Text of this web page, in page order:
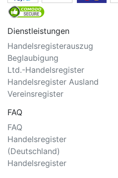
Dienstleistungen
Handelsregisterauszug
Beglaubigung
Ltd.-Handelsregister
Handelsregister Ausland
Vereinsregister
FAQ
FAQ
Handelsregister
(Deutschland)
Handelsregister